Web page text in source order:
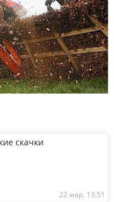
скачки
22 мар, 13:51